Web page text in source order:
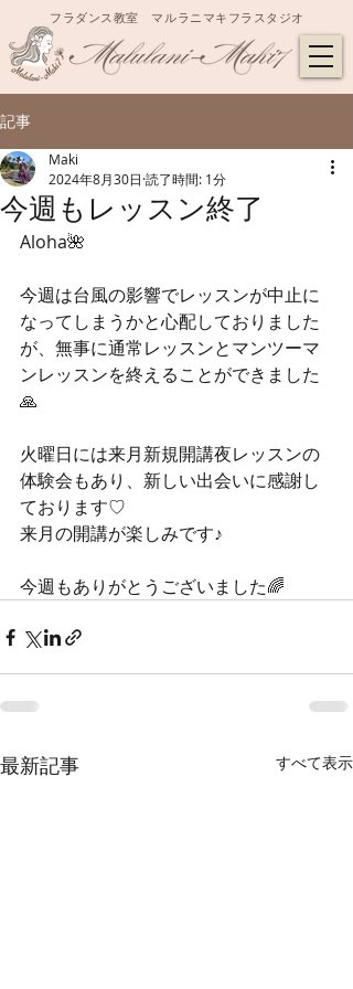
フラダンス教室 マルラニマキフラスタジオ
記事
今週もレッスン終了
Maki
2024年8月30日 読了時間: 1分
Aloha🌺
今週は台風の影響でレッスンが中止に
なってしまうかと心配しておりました
が、無事に通常レッスンとマンツーマ
ンレッスンを終えることができました
🙏
火曜日には来月新規開講夜レッスンの
体験会もあり、新しい出会いに感謝し
ております♡
来月の開講が楽しみです♪
今週もありがとうございました🌈
最新記事 すべて表示